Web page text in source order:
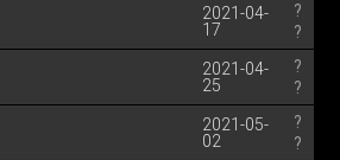
2021-04-
17
?
?
2021-04-
25
?
?
2021-05-
02
?
?